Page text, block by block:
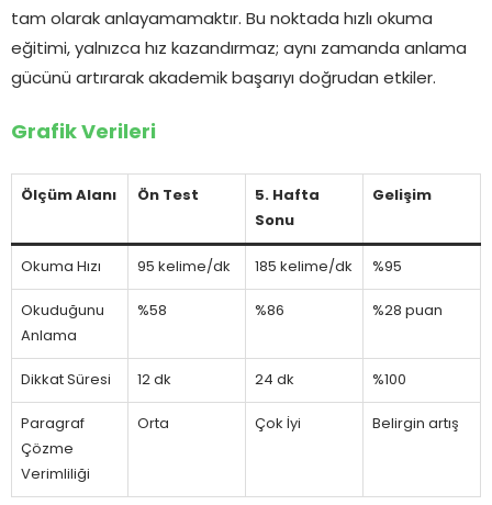
tam olarak anlayamamaktır. Bu noktada hızlı okuma
eğitimi, yalnızca hız kazandırmaz; aynı zamanda anlama
gücünü artırarak akademik başarıyı doğrudan etkiler.
Grafik Verileri
Ölçüm Alanı Ön Test
5. Hafta
Sonu
Gelişim
Okuma Hızı 95 kelime/dk 185 kelime/dk %95
Okuduğunu
Anlama
%58 %86 %28 puan
Dikkat Süresi 12 dk 24 dk %100
Paragraf
Çözme
Verimliliği
Orta Çok İyi Belirgin artış